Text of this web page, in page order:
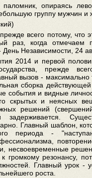
паломник, опираясь
группу мужчин
всего потому, что
раз, когда отмечаем
Независимости, 24
2014 и первой
прежде
вызов - максимально
сборка
события и видные
скрытых и неясных
решений
задерживается.
Главный шаблон,
периода -
несвоевременные
к громкому резонансу,
Главный урок -
роста.